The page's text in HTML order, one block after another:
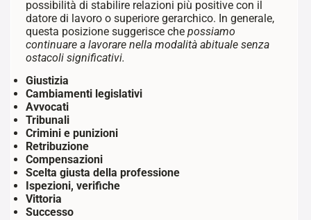
possibilità di stabilire relazioni più positive con il
datore di lavoro o superiore gerarchico. In generale,
questa posizione suggerisce chepossiamo
continuare a lavorare nella modalità abituale senza
ostacoli significativi.
Giustizia
Cambiamenti legislativi
Avvocati
Tribunali
Crimini e punizioni
Retribuzione
Compensazioni
Scelta giusta della professione
Ispezioni, verifiche
Vittoria
Successo